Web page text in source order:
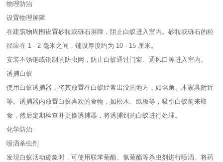
物理防治
设置物理屏障
在建筑物周围设置砂粒或砾石屏障，阻止白蚁进入室内。砂粒或砾石的粒
径应在 1 - 2 毫米之间，铺设厚度约为 10 - 15 厘米。
安装不锈钢或铜制的防虫网，防止白蚁通过门窗、通风口等进入室内。
诱捕白蚁
使用白蚁诱捕器，将其放置在白蚁经常出没的地方，如墙角、木家具附近
等。诱捕器内放置白蚁喜欢的食物，如松木、纸板等，吸引白蚁前来取
食，然后定期检查并更换诱捕器，将诱捕到的白蚁进行处理。
化学防治
喷洒杀虫剂
发现白蚁活动迹象时，可使用联苯菊酯、氯菊酯等杀虫剂进行喷洒。将药